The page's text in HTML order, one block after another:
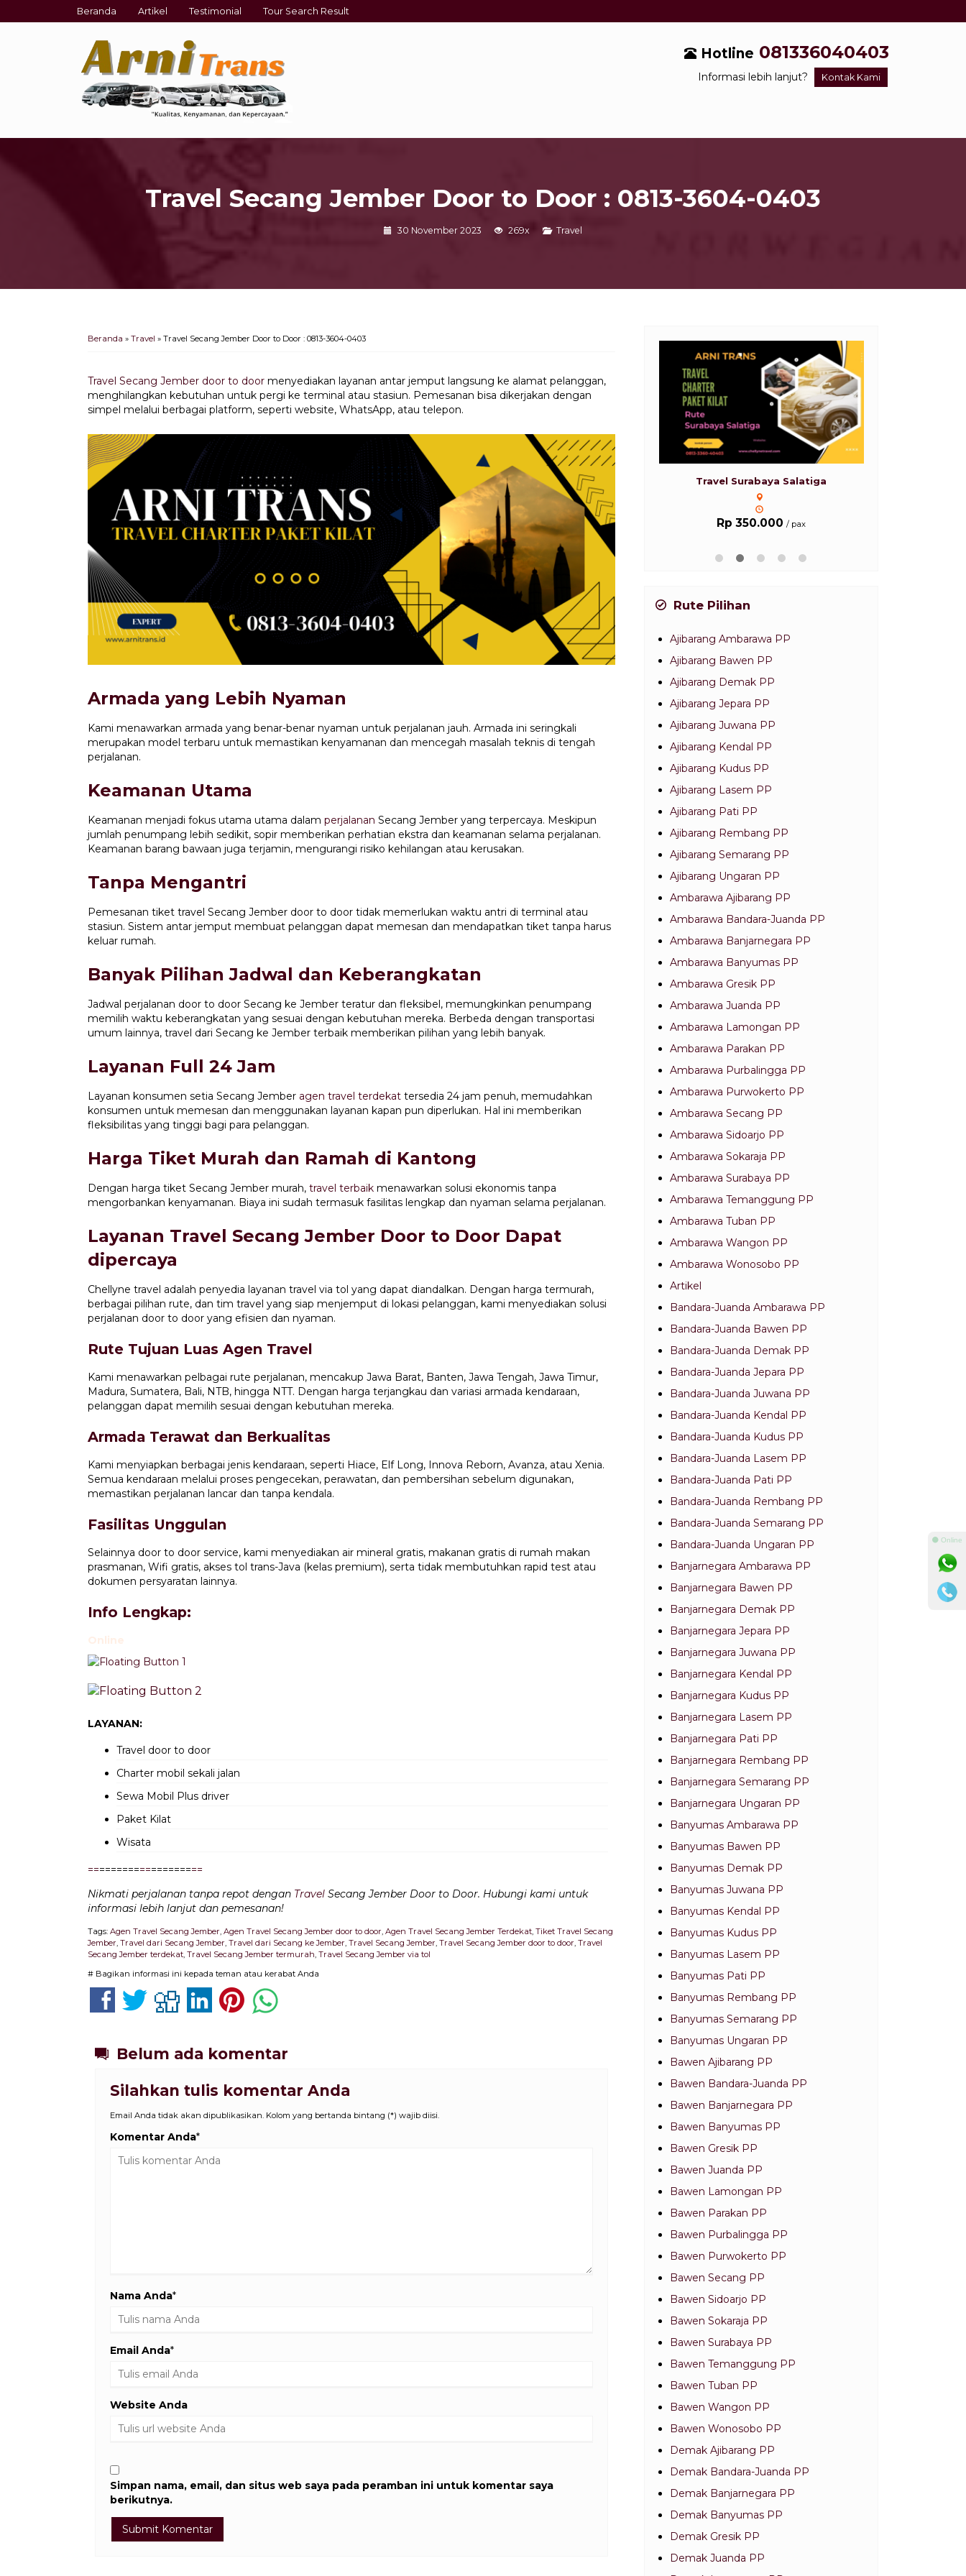
Beranda Artikel Testimonial Tour Search Result
Hotline 081336040403
Informasi lebih lanjut? Kontak Kami
Travel Secang Jember Door to Door : 0813-3604-0403
30 November 2023 269x Travel
Beranda » Travel » Travel Secang Jember Door to Door : 0813-3604-0403
Travel Secang Jember door to door menyediakan layanan antar jemput langsung ke alamat pelanggan,
menghilangkan kebutuhan untuk pergi ke terminal atau stasiun. Pemesanan bisa dikerjakan dengan
simpel melalui berbagai platform, seperti website, WhatsApp, atau telepon.
Armada yang Lebih Nyaman
Kami menawarkan armada yang benar-benar nyaman untuk perjalanan jauh. Armada ini seringkali
merupakan model terbaru untuk memastikan kenyamanan dan mencegah masalah teknis di tengah
perjalanan.
Keamanan Utama
Keamanan menjadi fokus utama utama dalam perjalanan Secang Jember yang terpercaya. Meskipun
jumlah penumpang lebih sedikit, sopir memberikan perhatian ekstra dan keamanan selama perjalanan.
Keamanan barang bawaan juga terjamin, mengurangi risiko kehilangan atau kerusakan.
Tanpa Mengantri
Pemesanan tiket travel Secang Jember door to door tidak memerlukan waktu antri di terminal atau
stasiun. Sistem antar jemput membuat pelanggan dapat memesan dan mendapatkan tiket tanpa harus
keluar rumah.
Banyak Pilihan Jadwal dan Keberangkatan
Jadwal perjalanan door to door Secang ke Jember teratur dan fleksibel, memungkinkan penumpang
memilih waktu keberangkatan yang sesuai dengan kebutuhan mereka. Berbeda dengan transportasi
umum lainnya, travel dari Secang ke Jember terbaik memberikan pilihan yang lebih banyak.
Layanan Full 24 Jam
Layanan konsumen setia Secang Jember agen travel terdekat tersedia 24 jam penuh, memudahkan
konsumen untuk memesan dan menggunakan layanan kapan pun diperlukan. Hal ini memberikan
fleksibilitas yang tinggi bagi para pelanggan.
Harga Tiket Murah dan Ramah di Kantong
Dengan harga tiket Secang Jember murah, travel terbaik menawarkan solusi ekonomis tanpa
mengorbankan kenyamanan. Biaya ini sudah termasuk fasilitas lengkap dan nyaman selama perjalanan.
Layanan Travel Secang Jember Door to Door Dapat
dipercaya
Chellyne travel adalah penyedia layanan travel via tol yang dapat diandalkan. Dengan harga termurah,
berbagai pilihan rute, dan tim travel yang siap menjemput di lokasi pelanggan, kami menyediakan solusi
perjalanan door to door yang efisien dan nyaman.
Rute Tujuan Luas Agen Travel
Kami menawarkan pelbagai rute perjalanan, mencakup Jawa Barat, Banten, Jawa Tengah, Jawa Timur,
Madura, Sumatera, Bali, NTB, hingga NTT. Dengan harga terjangkau dan variasi armada kendaraan,
pelanggan dapat memilih sesuai dengan kebutuhan mereka.
Armada Terawat dan Berkualitas
Kami menyiapkan berbagai jenis kendaraan, seperti Hiace, Elf Long, Innova Reborn, Avanza, atau Xenia.
Semua kendaraan melalui proses pengecekan, perawatan, dan pembersihan sebelum digunakan,
memastikan perjalanan lancar dan tanpa kendala.
Fasilitas Unggulan
Selainnya door to door service, kami menyediakan air mineral gratis, makanan gratis di rumah makan
prasmanan, Wifi gratis, akses tol trans-Java (kelas premium), serta tidak membutuhkan rapid test atau
dokumen persyaratan lainnya.
Info Lengkap:
Online
LAYANAN:
Travel door to door
Charter mobil sekali jalan
Sewa Mobil Plus driver
Paket Kilat
Wisata
====================
Nikmati perjalanan tanpa repot dengan Travel Secang Jember Door to Door. Hubungi kami untuk
informasi lebih lanjut dan pemesanan!
Tags: Agen Travel Secang Jember Agen Travel Secang Jember door to door Agen Travel Secang Jember Terdekat Tiket Travel Secang
Jember Travel dari Secang Jember Travel dari Secang ke Jember Travel Secang Jember Travel Secang Jember door to door Travel
Secang Jember terdekat Travel Secang Jember termurah Travel Secang Jember via tol
# Bagikan informasi ini kepada teman atau kerabat Anda
Belum ada komentar
Silahkan tulis komentar Anda
Email Anda tidak akan dipublikasikan. Kolom yang bertanda bintang (*) wajib diisi.
Komentar Anda*
Nama Anda*
Email Anda*
Website Anda
Simpan nama, email, dan situs web saya pada peramban ini untuk komentar saya
berikutnya.
Travel Surabaya Jepara
Rp 250.000 / pax
Travel Surabaya Salatiga
Rp 350.000 / pax
Rute Pilihan
Ajibarang Ambarawa PP
Ajibarang Bawen PP
Ajibarang Demak PP
Ajibarang Jepara PP
Ajibarang Juwana PP
Ajibarang Kendal PP
Ajibarang Kudus PP
Ajibarang Lasem PP
Ajibarang Pati PP
Ajibarang Rembang PP
Ajibarang Semarang PP
Ajibarang Ungaran PP
Ambarawa Ajibarang PP
Ambarawa Bandara-Juanda PP
Ambarawa Banjarnegara PP
Ambarawa Banyumas PP
Ambarawa Gresik PP
Ambarawa Juanda PP
Ambarawa Lamongan PP
Ambarawa Parakan PP
Ambarawa Purbalingga PP
Ambarawa Purwokerto PP
Ambarawa Secang PP
Ambarawa Sidoarjo PP
Ambarawa Sokaraja PP
Ambarawa Surabaya PP
Ambarawa Temanggung PP
Ambarawa Tuban PP
Ambarawa Wangon PP
Ambarawa Wonosobo PP
Artikel
Bandara-Juanda Ambarawa PP
Bandara-Juanda Bawen PP
Bandara-Juanda Demak PP
Bandara-Juanda Jepara PP
Bandara-Juanda Juwana PP
Bandara-Juanda Kendal PP
Bandara-Juanda Kudus PP
Bandara-Juanda Lasem PP
Bandara-Juanda Pati PP
Bandara-Juanda Rembang PP
Bandara-Juanda Semarang PP
Bandara-Juanda Ungaran PP
Banjarnegara Ambarawa PP
Banjarnegara Bawen PP
Banjarnegara Demak PP
Banjarnegara Jepara PP
Banjarnegara Juwana PP
Banjarnegara Kendal PP
Banjarnegara Kudus PP
Banjarnegara Lasem PP
Banjarnegara Pati PP
Banjarnegara Rembang PP
Banjarnegara Semarang PP
Banjarnegara Ungaran PP
Banyumas Ambarawa PP
Banyumas Bawen PP
Banyumas Demak PP
Banyumas Juwana PP
Banyumas Kendal PP
Banyumas Kudus PP
Banyumas Lasem PP
Banyumas Pati PP
Banyumas Rembang PP
Banyumas Semarang PP
Banyumas Ungaran PP
Bawen Ajibarang PP
Bawen Bandara-Juanda PP
Bawen Banjarnegara PP
Bawen Banyumas PP
Bawen Gresik PP
Bawen Juanda PP
Bawen Lamongan PP
Bawen Parakan PP
Bawen Purbalingga PP
Bawen Purwokerto PP
Bawen Secang PP
Bawen Sidoarjo PP
Bawen Sokaraja PP
Bawen Surabaya PP
Bawen Temanggung PP
Bawen Tuban PP
Bawen Wangon PP
Bawen Wonosobo PP
Demak Ajibarang PP
Demak Bandara-Juanda PP
Demak Banjarnegara PP
Demak Banyumas PP
Demak Gresik PP
Demak Juanda PP
⚫ Online